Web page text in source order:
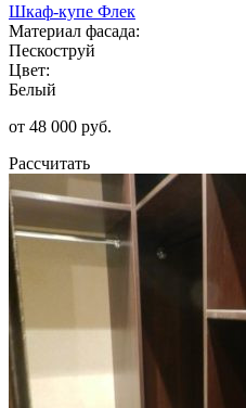
Шкаф-купе Флек
Материал фасада:
Пескоструй
Цвет:
Белый
от 48 000 руб.
Рассчитать